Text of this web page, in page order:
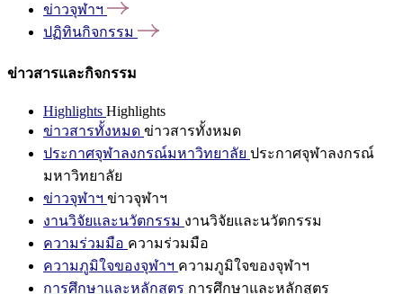
ข่าวจุฬาฯ
ปฏิทินกิจกรรม
ข่าวสารและกิจกรรม
Highlights Highlights
ข่าวสารทั้งหมด ข่าวสารทั้งหมด
ประกาศจุฬาลงกรณ์มหาวิทยาลัย ประกาศจุฬาลงกรณ์
มหาวิทยาลัย
ข่าวจุฬาฯ ข่าวจุฬาฯ
งานวิจัยและนวัตกรรม งานวิจัยและนวัตกรรม
ความร่วมมือ ความร่วมมือ
ความภูมิใจของจุฬาฯ ความภูมิใจของจุฬาฯ
การศึกษาและหลักสูตร การศึกษาและหลักสูตร